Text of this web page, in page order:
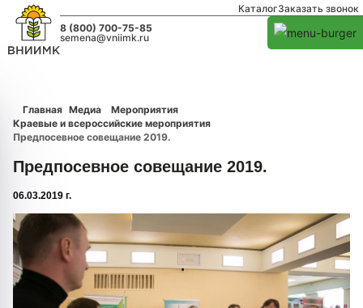
КаталогЗаказать звонок
8 (800) 700-75-85
semena@vniimk.ru
Главная Медиа
Мероприятия
Краевые и всероссийские мероприятия
Предпосевное совещание 2019.
Предпосевное совещание 2019.
06.03.2019 г.